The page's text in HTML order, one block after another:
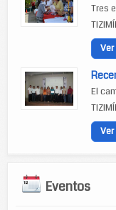
Tres
El
Eventos